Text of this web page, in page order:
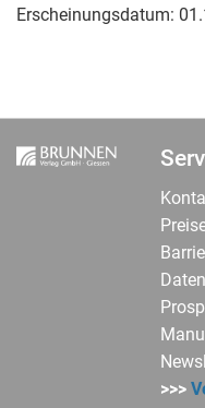
Erscheinungsdatum:
>>>